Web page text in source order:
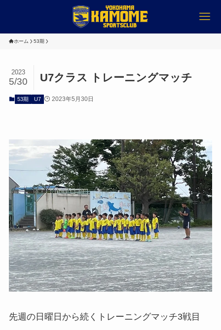
ホーム 53期
U7クラス トレーニングマッチ
2023
5/30
53期 U7 2023年5月30日
先週の日曜日から続くトレーニングマッチ3戦目